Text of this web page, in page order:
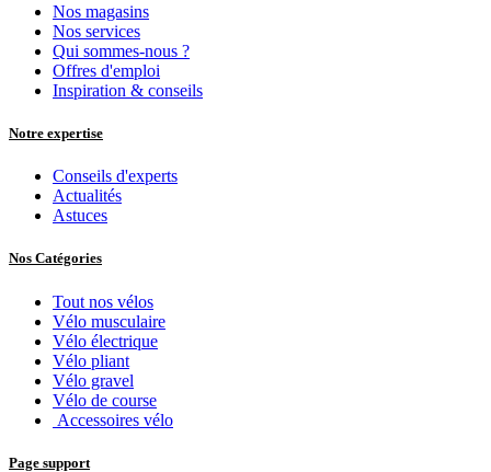
Nos magasins
Nos services
Qui sommes-nous ?
Offres d'emploi
Inspiration & conseils
Notre expertise
Conseils d'experts
Actualités
Astuces
Nos Catégories
Tout nos vélos
Vélo musculaire
Vélo électrique
Vélo pliant
Vélo gravel
Vélo de course
Accessoires vélo
Page support